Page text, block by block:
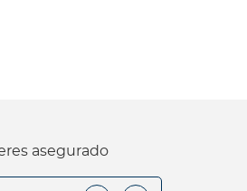
asegurado